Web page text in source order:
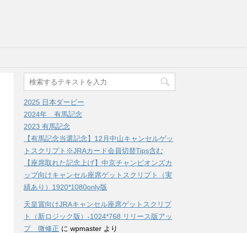
2025 日本ダービー
2024年 有馬記念
2023 有馬記念
【有馬記念当選記念】12月中山キャンセルゲッ
トスクリプト※JRAカード会員切替Tips含む
【座席取れた記念上げ】中京チャンピオンズカ
ップ向けキャンセル座席ゲットスクリプト（実
績あり）1920*1080only版
天皇賞向けJRAキャンセル座席ゲットスクリプ
ト（新ロジック版）-1024*768 リリース版アッ
プ 微修正 に wpmaster より